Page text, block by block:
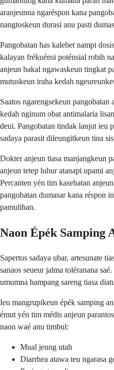
aranjeunna ngaréspon kana
nangtoskeun durasi anu pasti
Pangobatan has kalebet nampi
kalayan frékuénsi poténsial robih
anjeun bakal ngawaskeun tingkat
mutuskeun iraha kedah
Saatos ngarengsekeun
kedah nginum obat antimalaria
deui. Pangobatan tindak lanjut ieu
sadaya parasit dileungitkeun tina
Dokter anjeun tiasa manjangkeun
anjeun tetep luhur atanapi upami
Percanten yén tim kasehatan
pangobatan dumasar kana réspon
pamulihan.
Naon Épék Samping
Sapertos sadaya ubar, artesunate
sanaos seueur jalma toléranana
umumna hampang sareng tiasa
Ieu mangrupikeun épék samping
émut yén tim médis anjeun
naon waé anu timbul:
Mual jeung utah
Diarrhea atawa teu ngarasa